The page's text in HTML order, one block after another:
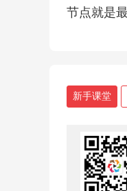
节点就是
新手课堂